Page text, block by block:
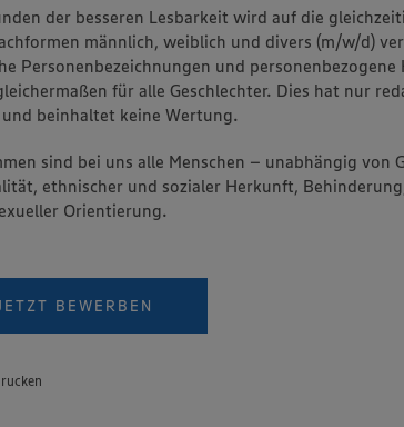
der besseren Lesbarkeit wird auf die
männlich, weiblich und divers (m/w/d)
Personenbezeichnungen und
für alle Geschlechter. Dies hat nur
beinhaltet keine Wertung.
sind bei uns alle Menschen – unabhängig von
ethnischer und sozialer Herkunft,
Orientierung.
BEWERBEN